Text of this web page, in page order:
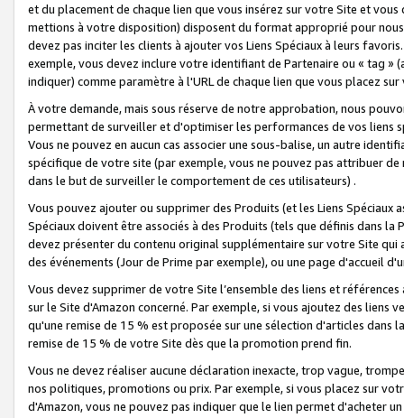
et du placement de chaque lien que vous insérez sur votre Site et
mettions à votre disposition) disposent du format approprié pour
devez pas inciter les clients à ajouter vos Liens Spéciaux à leurs
exemple, vous devez inclure votre identifiant de Partenaire ou « tag
indiquer) comme paramètre à l'URL de chaque lien que vous placez
À votre demande, mais sous réserve de notre approbation, nous
permettant de surveiller et d'optimiser les performances de vos liens
Vous ne pouvez en aucun cas associer une sous-balise, un autre
spécifique de votre site (par exemple, vous ne pouvez pas attribuer
dans le but de surveiller le comportement de ces utilisateurs) .
Vous pouvez ajouter ou supprimer des Produits (et les Liens
Spéciaux doivent être associés à des Produits (tels que définis dans
devez présenter du contenu original supplémentaire sur votre Site qui
des événements (Jour de Prime par exemple), ou une page d'accueil
Vous devez supprimer de votre Site l’ensemble des liens et
sur le Site d'Amazon concerné. Par exemple, si vous ajoutez des
qu'une remise de 15 % est proposée sur une sélection d'articles
remise de 15 % de votre Site dès que la promotion prend fin.
Vous ne devez réaliser aucune déclaration inexacte, trop vague,
nos politiques, promotions ou prix. Par exemple, si vous placez sur
d'Amazon, vous ne pouvez pas indiquer que le lien permet d'acheter